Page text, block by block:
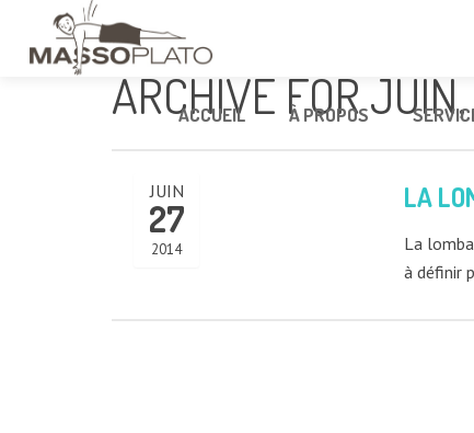
ACCUEIL À PROPOS
ARCHIVE FOR
LA
JUIN
27
2014
La
à définir